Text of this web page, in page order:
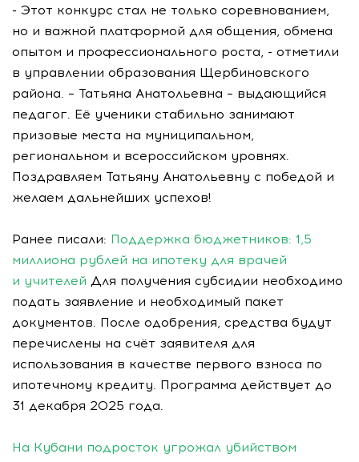
- Этот конкурс стал не только соревнованием,
но и важной платформой для общения, обмена
опытом и профессионального роста, - отметили
в управлении образования Щербиновского
района. – Татьяна Анатольевна – выдающийся
педагог. Её ученики стабильно занимают
призовые места на муниципальном,
региональном и всероссийском уровнях.
Поздравляем Татьяну Анатольевну с победой и
желаем дальнейших успехов!
Ранее писали: Поддержка бюджетников: 1,5
миллиона рублей на ипотеку для врачей
и учителей Для получения субсидии необходимо
подать заявление и необходимый пакет
документов. После одобрения, средства будут
перечислены на счёт заявителя для
использования в качестве первого взноса по
ипотечному кредиту. Программа действует до
31 декабря 2025 года.
На Кубани подросток угрожал убийством